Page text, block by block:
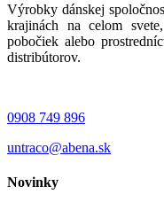
Výrobky dánskej
krajinách na celom
pobočiek alebo
distribútorov.
0908 749 896
untraco@abena.sk
Novinky